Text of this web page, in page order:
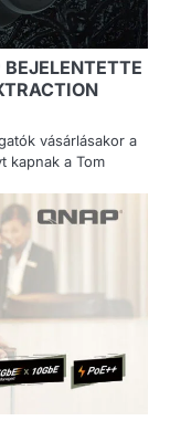
vásárlásakor a
kapnak a Tom